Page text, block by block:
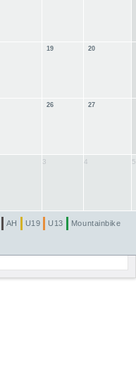
19 20
26 27
3 4 5
AH U19 U13 Mountainbike